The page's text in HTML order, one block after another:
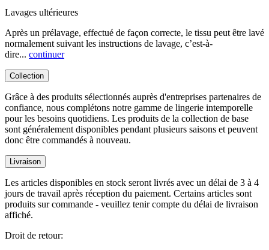
Lavages ultérieures
Après un prélavage, effectué de façon correcte, le tissu peut être lavé
normalement suivant les instructions de lavage, c’est-à-
dire... continuer
Collection
Grâce à des produits sélectionnés auprès d'entreprises partenaires de
confiance, nous complétons notre gamme de lingerie intemporelle
pour les besoins quotidiens. Les produits de la collection de base
sont généralement disponibles pendant plusieurs saisons et peuvent
donc être commandés à nouveau.
Livraison
Les articles disponibles en stock seront livrés avec un délai de 3 à 4
jours de travail après réception du paiement. Certains articles sont
produits sur commande - veuillez tenir compte du délai de livraison
affiché.
Droit de retour: